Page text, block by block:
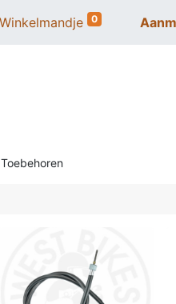
Winkelmandje 0